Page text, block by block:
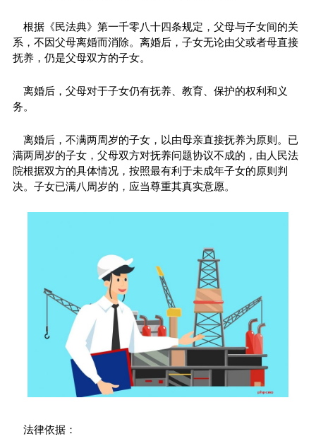
根据《民法典》第一千零八十四条规定，父母与子女间的关
系，不因父母离婚而消除。离婚后，子女无论由父或者母直接
抚养，仍是父母双方的子女。
离婚后，父母对于子女仍有抚养、教育、保护的权利和义
务。
离婚后，不满两周岁的子女，以由母亲直接抚养为原则。已
满两周岁的子女，父母双方对抚养问题协议不成的，由人民法
院根据双方的具体情况，按照最有利于未成年子女的原则判
决。子女已满八周岁的，应当尊重其真实意愿。
法律依据：